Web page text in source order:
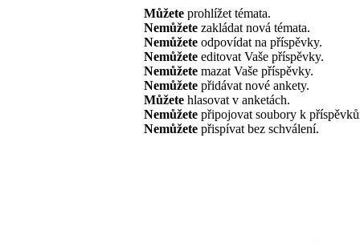
Můžete prohlížet témata.
Nemůžete zakládat nová témata.
Nemůžete odpovídat na příspěvky.
Nemůžete editovat Vaše příspěvky.
Nemůžete mazat Vaše příspěvky.
Nemůžete přidávat nové ankety.
Můžete hlasovat v anketách.
Nemůžete připojovat soubory k
Nemůžete přispívat bez schválení.